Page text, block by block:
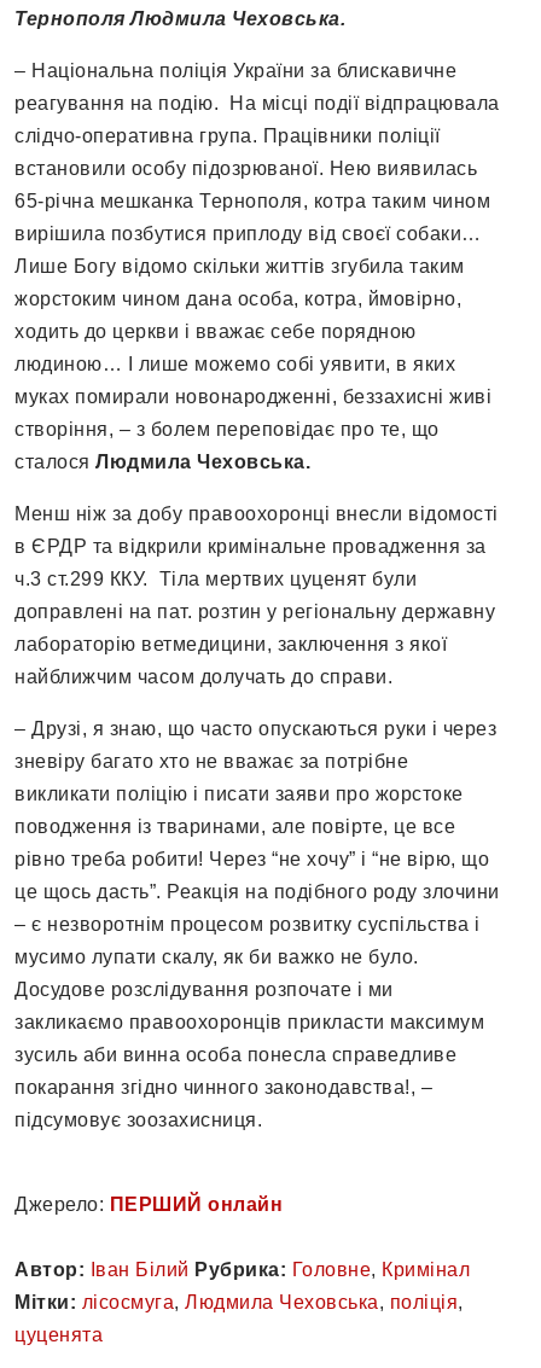
Тернополя Людмила Чеховська.
– Національна поліція України за блискавичне
реагування на подію. На місці події відпрацювала
слідчо-оперативна група. Працівники поліції
встановили особу підозрюваної. Нею виявилась
65-річна мешканка Тернополя, котра таким чином
вирішила позбутися приплоду від своєї собаки…
Лише Богу відомо скільки життів згубила таким
жорстоким чином дана особа, котра, ймовірно,
ходить до церкви і вважає себе порядною
людиною… І лише можемо собі уявити, в яких
муках помирали новонародженні, беззахисні живі
створіння, – з болем переповідає про те, що
сталося Людмила Чеховська.
Менш ніж за добу правоохоронці внесли відомості
в ЄРДР та відкрили кримінальне провадження за
ч.3 ст.299 ККУ. Тіла мертвих цуценят були
доправлені на пат. розтин у регіональну державну
лабораторію ветмедицини, заключення з якої
найближчим часом долучать до справи.
– Друзі, я знаю, що часто опускаються руки і через
зневіру багато хто не вважає за потрібне
викликати поліцію і писати заяви про жорстоке
поводження із тваринами, але повірте, це все
рівно треба робити! Через “не хочу” і “не вірю, що
це щось дасть”. Реакція на подібного роду злочини
– є незворотнім процесом розвитку суспільства і
мусимо лупати скалу, як би важко не було.
Досудове розслідування розпочате і ми
закликаємо правоохоронців прикласти максимум
зусиль аби винна особа понесла справедливе
покарання згідно чинного законодавства!, –
підсумовує зоозахисниця.
Джерело: ПЕРШИЙ онлайн
Автор: Іван Білий Рубрика: Головне, Кримінал
Мітки: лісосмуга, Людмила Чеховська, поліція,
цуценята